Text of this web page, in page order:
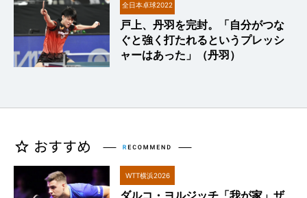
全日本卓球2022
戸上、丹羽を完封。「自分がつな
ぐと強く打たれるというプレッシ
ャーはあった」（丹羽）
WTT横浜2026